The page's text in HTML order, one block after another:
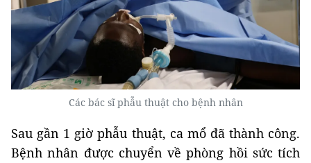
Các bác sĩ phẫu thuật cho bệnh nhân
Sau gần 1 giờ phẫu thuật, ca mổ đã thành công.
Bệnh nhân được chuyển về phòng hồi sức tích